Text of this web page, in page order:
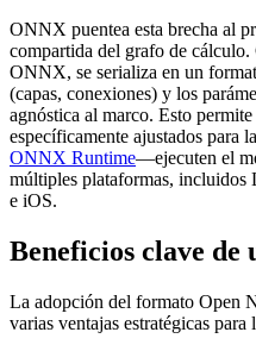
ONNX puentea esta brecha al
compartida del grafo de
ONNX, se serializa en un
(capas, conexiones) y los
agnóstica al marco. Esto
específicamente ajustados para
ONNX Runtime—ejecuten el
múltiples plataformas,
e iOS.
Beneficios clave de
La adopción del formato Open
varias ventajas estratégicas